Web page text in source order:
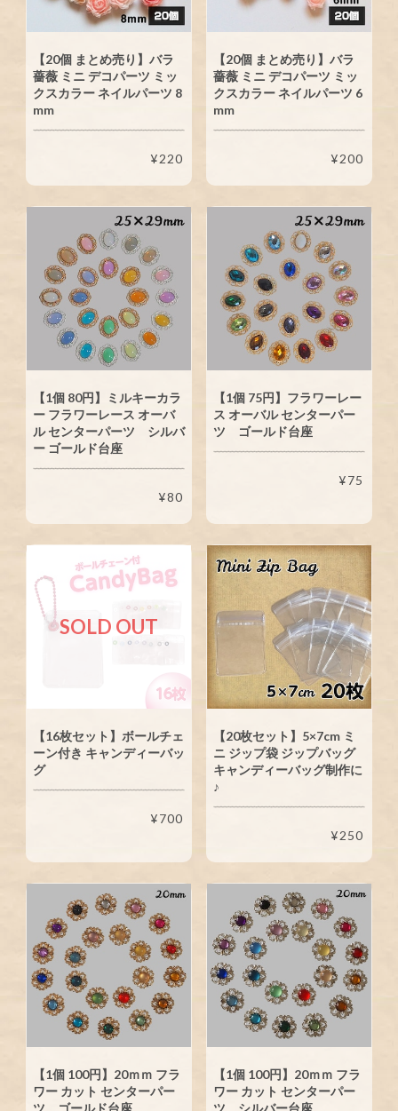
【20個 まとめ売り】バラ
薔薇 ミニ デコパーツ ミッ
クスカラー ネイルパーツ 8
mm
¥220
【20個 まとめ売り】バラ
薔薇 ミニ デコパーツ ミッ
クスカラー ネイルパーツ 6
mm
¥200
【1個 80円】ミルキーカラ
ー フラワーレース オーバ
ル センターパーツ シルバ
ー ゴールド台座
¥80
【1個 75円】フラワーレー
ス オーバル センターパー
ツ ゴールド台座
¥75
SOLD OUT
【16枚セット】ボールチェ
ーン付き キャンディーバッ
グ
¥700
【20枚セット】5×7cm ミ
ニ ジップ袋 ジップバッグ
キャンディーバッグ制作に
♪
¥250
【1個 100円】20ｍｍ フラ
ワー カット センターパー
【1個 100円】20ｍｍ フラ
ワー カット センターパー